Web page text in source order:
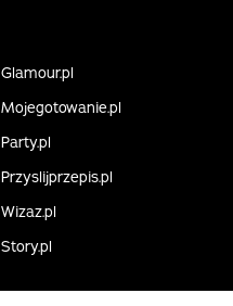
Glamour.pl
Mojegotowanie.pl
Party.pl
Przyslijprzepis.pl
Wizaz.pl
Story.pl